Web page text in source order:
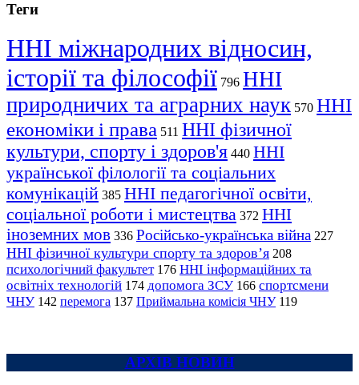
Теги
ННІ міжнародних відносин,
історії та філософії 796 ННІ
природничих та аграрних наук 570 ННІ
економіки і права 511 ННІ фізичної
культури, спорту і здоров'я 440 ННІ
української філології та соціальних
комунікацій 385 ННІ педагогічної освіти,
соціальної роботи і мистецтва 372 ННІ
іноземних мов 336 Російсько-українська війна 227
ННІ фізичної культури спорту та здоров’я 208
психологічний факультет 176 ННІ інформаційних та
освітніх технологій 174 допомога ЗСУ 166 спортсмени
ЧНУ 142 перемога 137 Приймальна комісія ЧНУ 119
АРХІВ НОВИН